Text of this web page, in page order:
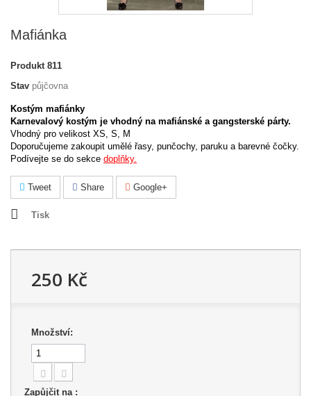
Mafiánka
Produkt 811
Stav půjčovna
Kostým mafiánky
Karnevalový kostým je vhodný na mafiánské a gangsterské párty.
Vhodný pro velikost XS, S, M
Doporučujeme zakoupit umělé řasy, punčochy, paruku a barevné čočky.
Podívejte se do sekce doplňky.
Tweet Share Google+
Tisk
250 Kč
Množství:
Zapůjčit na :